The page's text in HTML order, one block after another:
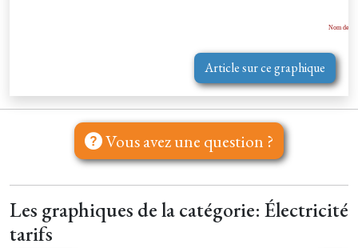
Article sur ce graphique
Vous avez une question ?
Les graphiques de la catégorie: Électricité
tarifs